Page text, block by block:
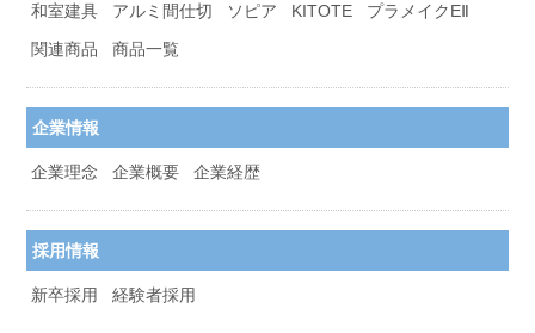
和室建具
アルミ間仕切 ソピア KITOTE
プラメイクEⅡ
関連商品
商品一覧
企業情報
企業理念 企業概要 企業経歴
採用情報
新卒採用 経験者採用